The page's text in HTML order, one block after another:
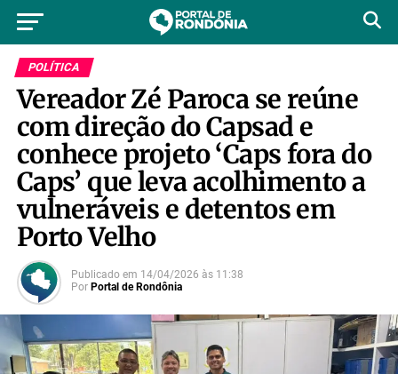
POLÍTICA
Vereador Zé Paroca se reúne
com direção do Capsad e
conhece projeto ‘Caps fora do
Caps’ que leva acolhimento a
vulneráveis e detentos em
Porto Velho
Publicado em 14/04/2026 às 11:38
Por Portal de Rondônia